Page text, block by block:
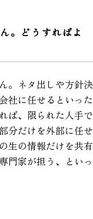
。どうすればよ
。ネタ出しや方針決
社に任せるといった
ば、限られた人手で
分だけを外部に任せ
生の情報だけを共有
門家が担う、といっ